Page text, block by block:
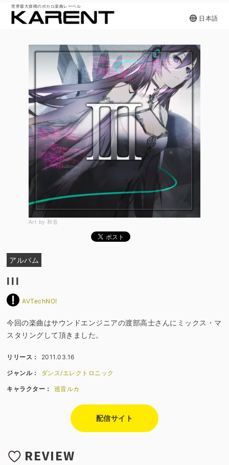
世界最大規模のボカロ楽曲レーベル
日本語
Art by 和音
アルバム
III
AVTechNO!
今回の楽曲はサウンドエンジニアの渡部高士さんにミックス・マ
スタリングして頂きました。
リリース： 2011.03.16
ジャンル： ダンス/エレクトロニック
キャラクター： 巡音ルカ
配信サイト
REVIEW